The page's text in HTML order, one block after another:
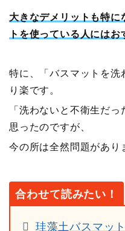
大きなデメリットも特に
トを使っている人にはお
特に、「バスマットを洗
り楽です。
「洗わないと不衛生だ
思ったのですが、
今の所は全然問題があり
合わせて読みたい！
珪藻土バスマッ